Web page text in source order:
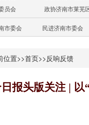
员会 政协济南市莱芜
市委会 民进济南市委会
位置>>首页>>反响反馈
报头版关注 |